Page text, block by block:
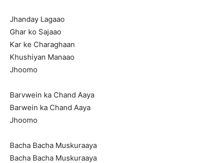
Jhanday Lagaao
Ghar ko Sajaao
Kar ke Charaghaan
Khushiyan Manaao
Jhoomo
Barvwein ka Chand Aaya
Barwein ka Chand Aaya
Jhoomo
Bacha Bacha Muskuraaya
Bacha Bacha Muskuraaya